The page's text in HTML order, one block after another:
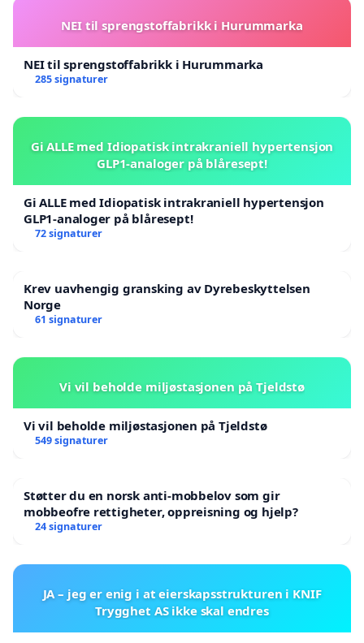
NEI til sprengstoffabrikk i Hurummarka
NEI til sprengstoffabrikk i Hurummarka
285 signaturer
Gi ALLE med Idiopatisk intrakraniell hypertensjon
GLP1-analoger på blåresept!
Gi ALLE med Idiopatisk intrakraniell hypertensjon
GLP1-analoger på blåresept!
72 signaturer
Krev uavhengig gransking av Dyrebeskyttelsen
Norge
61 signaturer
Vi vil beholde miljøstasjonen på Tjeldstø
Vi vil beholde miljøstasjonen på Tjeldstø
549 signaturer
Støtter du en norsk anti-mobbelov som gir
mobbeofre rettigheter, oppreisning og hjelp?
24 signaturer
JA – jeg er enig i at eierskapsstrukturen i KNIF
Trygghet AS ikke skal endres